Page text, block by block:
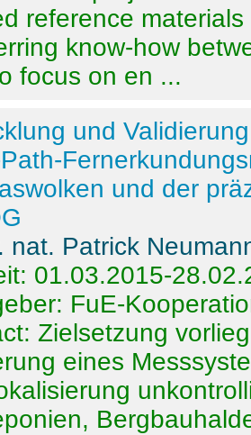
reference
know-how
focus on en ...
und
und der
nat. Patrick
01.03.2015-
FuE-
Zielsetzung
eines